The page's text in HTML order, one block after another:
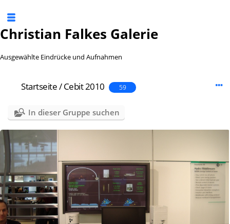
Christian Falkes Galerie
Ausgewählte Eindrücke und Aufnahmen
Startseite/Cebit 2010 59
In dieser Gruppe suchen